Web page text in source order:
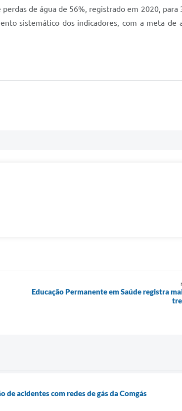
de água de 56%, registrado em 2020,
sistemático dos indicadores, com a meta de
Educação Permanente em Saúde registra
de acidentes com redes de gás da Comgás